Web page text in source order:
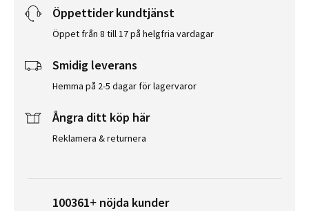
Öppettider kundtjänst
Öppet från 8 till 17 på helgfria vardagar
Smidig leverans
Hemma på 2-5 dagar för lagervaror
Ångra ditt köp här
Reklamera & returnera
100361+ nöjda kunder